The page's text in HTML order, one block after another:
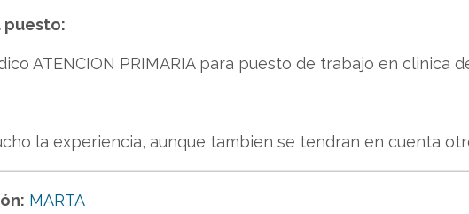
puesto:
ATENCION PRIMARIA para puesto de trabajo en clinica
la experiencia, aunque tambien se tendran en cuenta
MARTA